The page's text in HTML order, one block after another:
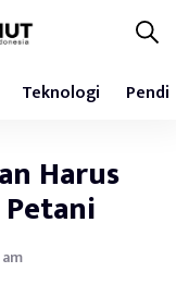
Teknologi
Harus